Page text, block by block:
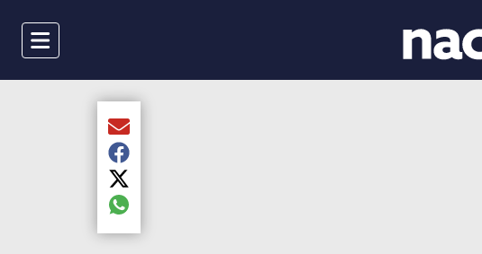
Menu
Compartir el artículo actual mediante Email
Compartir el artículo actual mediante Facebook
Compartir el artículo actual mediante Twitter
Compartir el artículo actual mediante global.social-whatsapp